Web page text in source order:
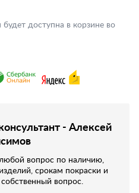
доступна в корзине во
- Алексей
вопрос по наличию,
срокам покраски и
вопрос.